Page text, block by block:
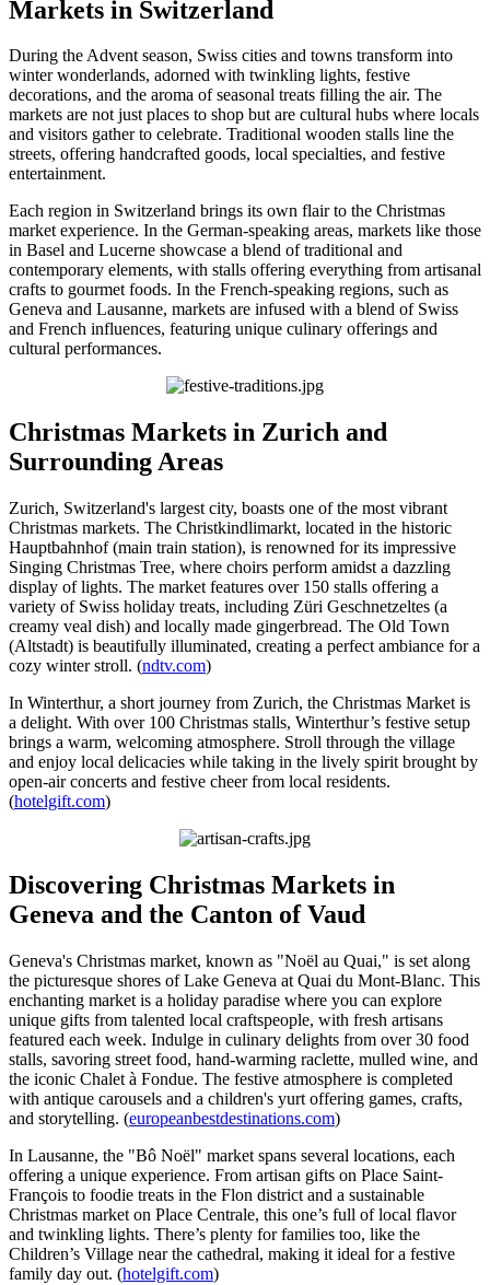
Markets in Switzerland
During the Advent season, Swiss cities and towns transform into
winter wonderlands, adorned with twinkling lights, festive
decorations, and the aroma of seasonal treats filling the air. The
markets are not just places to shop but are cultural hubs where locals
and visitors gather to celebrate. Traditional wooden stalls line the
streets, offering handcrafted goods, local specialties, and festive
entertainment.
Each region in Switzerland brings its own flair to the Christmas
market experience. In the German-speaking areas, markets like those
in Basel and Lucerne showcase a blend of traditional and
contemporary elements, with stalls offering everything from artisanal
crafts to gourmet foods. In the French-speaking regions, such as
Geneva and Lausanne, markets are infused with a blend of Swiss
and French influences, featuring unique culinary offerings and
cultural performances.
Christmas Markets in Zurich and
Surrounding Areas
Zurich, Switzerland's largest city, boasts one of the most vibrant
Christmas markets. The Christkindlimarkt, located in the historic
Hauptbahnhof (main train station), is renowned for its impressive
Singing Christmas Tree, where choirs perform amidst a dazzling
display of lights. The market features over 150 stalls offering a
variety of Swiss holiday treats, including Züri Geschnetzeltes (a
creamy veal dish) and locally made gingerbread. The Old Town
(Altstadt) is beautifully illuminated, creating a perfect ambiance for a
cozy winter stroll. (ndtv.com)
In Winterthur, a short journey from Zurich, the Christmas Market is
a delight. With over 100 Christmas stalls, Winterthur’s festive setup
brings a warm, welcoming atmosphere. Stroll through the village
and enjoy local delicacies while taking in the lively spirit brought by
open-air concerts and festive cheer from local residents.
(hotelgift.com)
Discovering Christmas Markets in
Geneva and the Canton of Vaud
Geneva's Christmas market, known as "Noël au Quai," is set along
the picturesque shores of Lake Geneva at Quai du Mont-Blanc. This
enchanting market is a holiday paradise where you can explore
unique gifts from talented local craftspeople, with fresh artisans
featured each week. Indulge in culinary delights from over 30 food
stalls, savoring street food, hand-warming raclette, mulled wine, and
the iconic Chalet à Fondue. The festive atmosphere is completed
with antique carousels and a children's yurt offering games, crafts,
and storytelling. (europeanbestdestinations.com)
In Lausanne, the "Bô Noël" market spans several locations, each
offering a unique experience. From artisan gifts on Place Saint-
François to foodie treats in the Flon district and a sustainable
Christmas market on Place Centrale, this one’s full of local flavor
and twinkling lights. There’s plenty for families too, like the
Children’s Village near the cathedral, making it ideal for a festive
family day out. (hotelgift.com)